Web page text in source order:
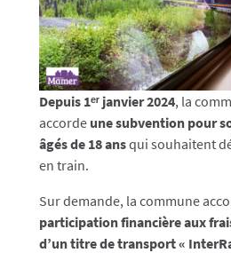
Depuis 1ᵉʳ janvier 2024, la
accorde une subvention pour
âgés de 18 ansqui souhaitent
en train.
Sur demande, la commune
participation financière aux
d’un titre de transport «